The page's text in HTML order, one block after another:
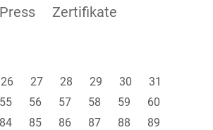
Zertifikate
26 27 28 29 30
31
55 56 57 58 59
60
84 85 86 87 88
89